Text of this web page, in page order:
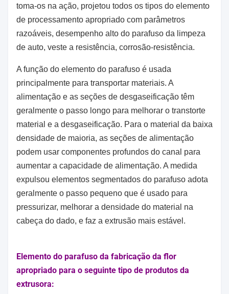
toma-os na ação, projetou todos os tipos do elemento
de processamento apropriado com parâmetros
razoáveis, desempenho alto do parafuso da limpeza
de auto, veste a resistência, corrosão-resistência.
A função do elemento do parafuso é usada
principalmente para transportar materiais. A
alimentação e as seções de desgaseificação têm
geralmente o passo longo para melhorar o transtorte
material e a desgaseificação. Para o material da baixa
densidade de maioria, as seções de alimentação
podem usar componentes profundos do canal para
aumentar a capacidade de alimentação. A medida
expulsou elementos segmentados do parafuso adota
geralmente o passo pequeno que é usado para
pressurizar, melhorar a densidade do material na
cabeça do dado, e faz a extrusão mais estável.
Elemento do parafuso da fabricação da flor
apropriado para o seguinte tipo de produtos da
extrusora: